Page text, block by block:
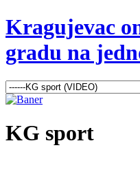
Kragujevac
gradu na
KG sport